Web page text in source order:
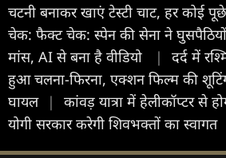
चटनी बनाकर खाएं टेस्टी चाट, हर कोई
चेक: फैक्ट चेक: स्पेन की सेना ने
मांस, AI से बना है वीडियो
|
दर्द में
हुआ चलना-फिरना, एक्शन फिल्म की
घायल |
कांवड़ यात्रा में हेलीकॉप्टर से
योगी सरकार करेगी शिवभक्तों का स्वागत